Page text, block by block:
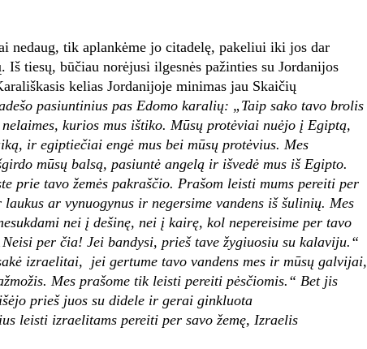
nedaug, tik aplankėme jo citadelę, pakeliui iki jos dar
Iš tiesų, būčiau norėjusi ilgesnės pažinties su Jordanijos
kelias Jordanijoje minimas jau Skaičių
pasiuntinius pas Edomo karalių: „Taip sako tavo brolis
kurios mus ištiko. Mūsų protėviai nuėjo į Egiptą,
ir egiptiečiai engė mus bei mūsų protėvius. Mes
mūsų balsą, pasiuntė angelą ir išvedė mus iš Egipto.
prie tavo žemės pakraščio. Prašom leisti mums pereiti per
ar vynuogynus ir negersime vandens iš šulinių. Mes
nei į dešinę, nei į kairę, kol nepereisime per tavo
per čia! Jei bandysi, prieš tave žygiuosiu su kalaviju.“
izraelitai, ­ jei gertume tavo vandens mes ir mūsų galvijai,
Mes prašome tik leisti pereiti pėsčiomis.“ Bet jis
prieš juos su didele ir gerai ginkluota
leisti izraelitams pereiti per savo žemę, Izraelis